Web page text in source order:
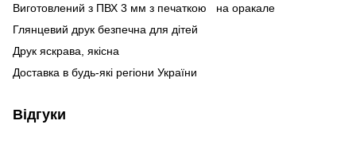
Виготовлений з ПВХ 3 мм з печаткою на оракале
Глянцевий друк безпечна для дітей
Друк яскрава, якісна
Доставка в будь-які регіони України
Відгуки